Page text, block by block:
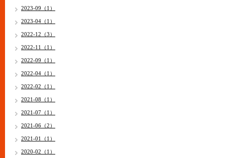
2023-09（1）
2023-04（1）
2022-12（3）
2022-11（1）
2022-09（1）
2022-04（1）
2022-02（1）
2021-08（1）
2021-07（1）
2021-06（2）
2021-01（1）
2020-02（1）